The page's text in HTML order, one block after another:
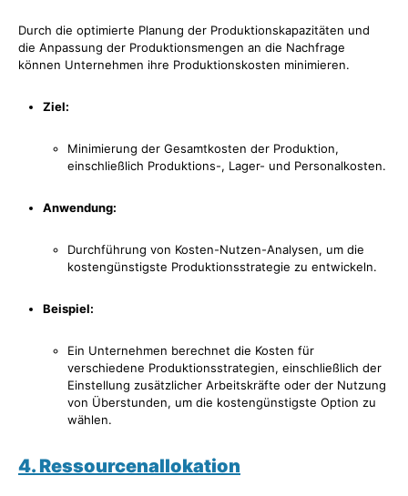
Durch die optimierte Planung der Produktionskapazitäten und
die Anpassung der Produktionsmengen an die Nachfrage
können Unternehmen ihre Produktionskosten minimieren.
Ziel:
Minimierung der Gesamtkosten der Produktion,
einschließlich Produktions-, Lager- und Personalkosten.
Anwendung:
Durchführung von Kosten-Nutzen-Analysen, um die
kostengünstigste Produktionsstrategie zu entwickeln.
Beispiel:
Ein Unternehmen berechnet die Kosten für
verschiedene Produktionsstrategien, einschließlich der
Einstellung zusätzlicher Arbeitskräfte oder der Nutzung
von Überstunden, um die kostengünstigste Option zu
wählen.
4. Ressourcenallokation